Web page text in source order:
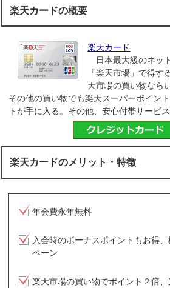
楽天カードの概要
楽天カード
日本最大級のネッ
「楽天市場」で得す
天市場の買い物なら
その他の買い物でも楽天スーパーポイン
トが手に入る。その他、安心付帯サービ
楽天カードのメリット・特徴
年会費永年無料
入会時のボーナスポイントもお得
ペーン
楽天市場の買い物でポイント２倍